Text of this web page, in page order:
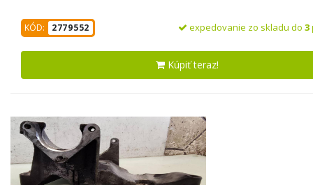
KÓD: 2779552 expedovanie zo skladu do 3
Kúpiť teraz!